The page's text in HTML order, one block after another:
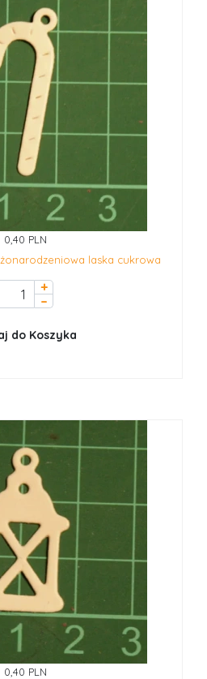
0,40 PLN
laska cukrowa
+
–
do Koszyka
0,40 PLN